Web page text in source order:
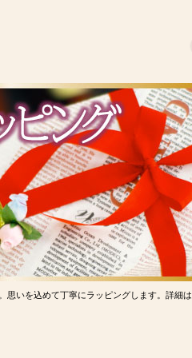
思いを込めて丁寧にラッピングします。詳細は